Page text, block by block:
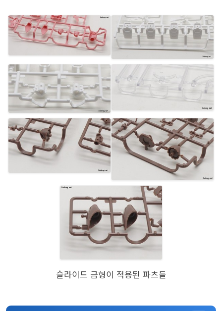
슬라이드 금형이 적용된 파츠들